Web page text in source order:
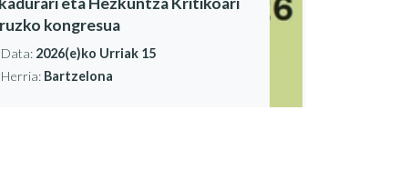
kongresua
Data: 2026(e)ko Urriak 15
Herria: Bartzelona